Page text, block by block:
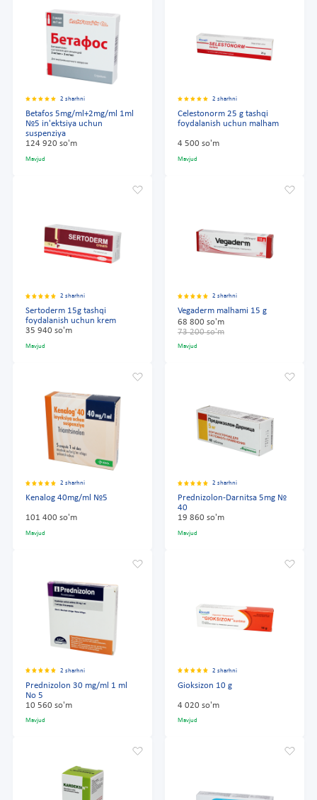
2 sharhni
Betafos 5mg/ml+2mg/ml 1ml
№5 in'ektsiya uchun
suspenziya
124 920 so'm
Mavjud
2 sharhni
Celestonorm 25 g tashqi
foydalanish uchun malham
4 500 so'm
Mavjud
2 sharhni
Sertoderm 15g tashqi
foydalanish uchun krem
35 940 so'm
Mavjud
2 sharhni
Vegaderm malhami 15 g
68 800 so'm
73 200 so'm
Mavjud
2 sharhni
Kenalog 40mg/ml №5
101 400 so'm
Mavjud
2 sharhni
Prednizolon-Darnitsa 5mg №
40
19 860 so'm
Mavjud
2 sharhni
Prednizolon 30 mg/ml 1 ml
No 5
10 560 so'm
Mavjud
2 sharhni
Gioksizon 10 g
4 020 so'm
Mavjud